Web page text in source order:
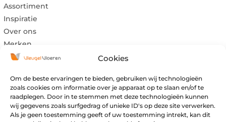
Cookies
Om de beste ervaringen te bieden, gebruiken wij technologieën
zoals cookies om informatie over je apparaat op te slaan en/of te
raadplegen. Door in te stemmen met deze technologieën kunnen
wij gegevens zoals surfgedrag of unieke ID's op deze site verwerken.
Als je geen toestemming geeft of uw toestemming intrekt, kan dit
Assortiment
Inspiratie
Over ons
Merken
Maandag:
Gesloten
Dinsdag:
Gesloten
Woensdag: 09:00 – 17:00